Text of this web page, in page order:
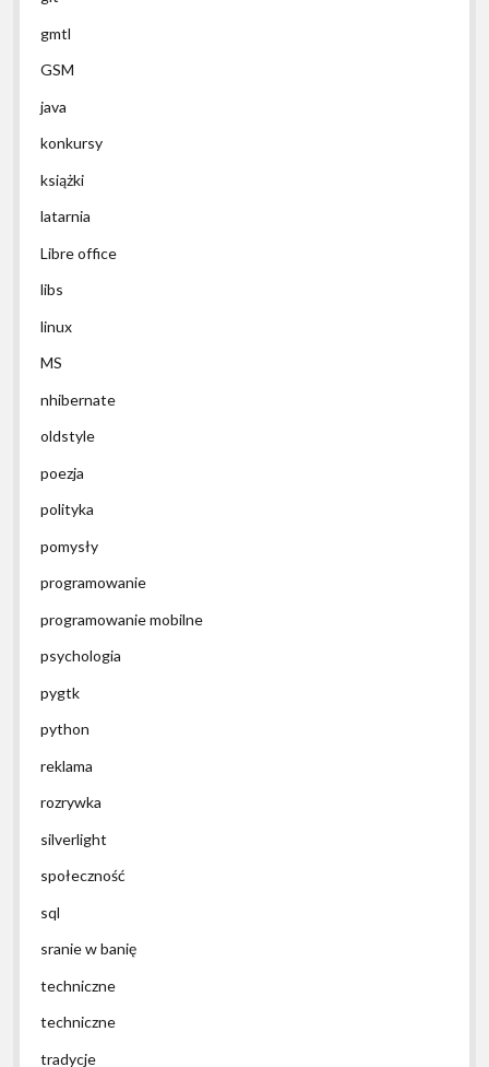
gmtl
GSM
java
konkursy
książki
latarnia
Libre office
libs
linux
MS
nhibernate
oldstyle
poezja
polityka
pomysły
programowanie
programowanie mobilne
psychologia
pygtk
python
reklama
rozrywka
silverlight
społeczność
sql
sranie w banię
techniczne
techniczne
tradycje